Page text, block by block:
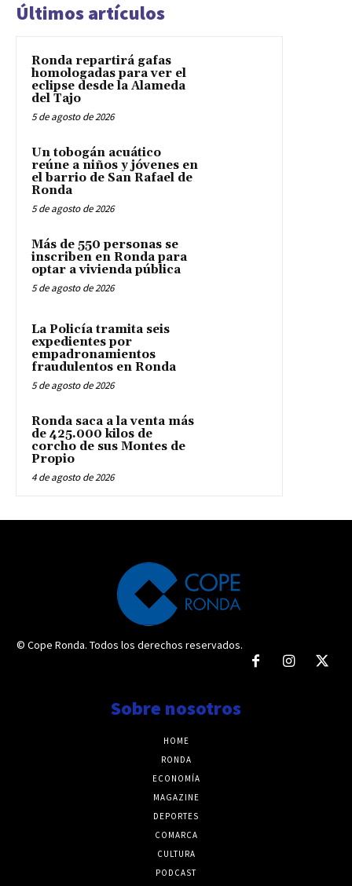
Últimos artículos
Ronda repartirá gafas
homologadas para ver el
eclipse desde la Alameda
del Tajo
5 de agosto de 2026
Un tobogán acuático
reúne a niños y jóvenes en
el barrio de San Rafael de
Ronda
5 de agosto de 2026
Más de 550 personas se
inscriben en Ronda para
optar a vivienda pública
5 de agosto de 2026
La Policía tramita seis
expedientes por
empadronamientos
fraudulentos en Ronda
5 de agosto de 2026
Ronda saca a la venta más
de 425.000 kilos de
corcho de sus Montes de
Propio
4 de agosto de 2026
© Cope Ronda. Todos los derechos reservados.
Sobre nosotros
HOME
RONDA
ECONOMÍA
MAGAZINE
DEPORTES
COMARCA
CULTURA
PODCAST